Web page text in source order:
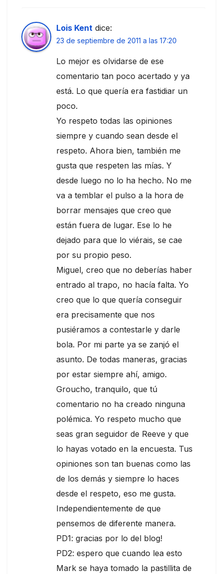
Lois Kent dice:
23 de septiembre de 2011 a las 17:20
Lo mejor es olvidarse de ese
comentario tan poco acertado y ya
está. Lo que quería era fastidiar un
poco.
Yo respeto todas las opiniones
siempre y cuando sean desde el
respeto. Ahora bien, también me
gusta que respeten las mías. Y
desde luego no lo ha hecho. No me
va a temblar el pulso a la hora de
borrar mensajes que creo que
están fuera de lugar. Ese lo he
dejado para que lo viérais, se cae
por su propio peso.
Miguel, creo que no deberías haber
entrado al trapo, no hacía falta. Yo
creo que lo que quería conseguir
era precisamente que nos
pusiéramos a contestarle y darle
bola. Por mi parte ya se zanjó el
asunto. De todas maneras, gracias
por estar siempre ahí, amigo.
Groucho, tranquilo, que tú
comentario no ha creado ninguna
polémica. Yo respeto mucho que
seas gran seguidor de Reeve y que
lo hayas votado en la encuesta. Tus
opiniones son tan buenas como las
de los demás y siempre lo haces
desde el respeto, eso me gusta.
Independientemente de que
pensemos de diferente manera.
PD1: gracias por lo del blog!
PD2: espero que cuando lea esto
Mark se haya tomado la pastillita de